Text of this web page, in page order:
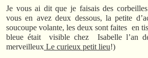
Je vous ai dit que je faisais des
vous en avez deux dessous, la petite
soucoupe volante, les deux sont faites en
bleue était visible chez Isabelle l’an
merveilleux Le curieux petit lieu!)